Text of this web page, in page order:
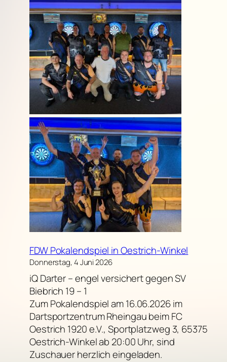
FDW Pokalendspiel in Oestrich-Winkel
Donnerstag, 4 Juni 2026
iQ Darter – engel versichert gegen SV
Biebrich 19 – 1
Zum Pokalendspiel am 16.06.2026 im
Dartsportzentrum Rheingau beim FC
Oestrich 1920 e.V., Sportplatzweg 3, 65375
Oestrich-Winkel ab 20:00 Uhr, sind
Zuschauer herzlich eingeladen.